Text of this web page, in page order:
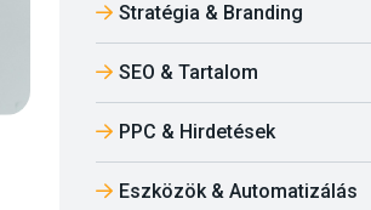
Stratégia & Branding
SEO & Tartalom
PPC & Hirdetések
Eszközök & Automatizálás